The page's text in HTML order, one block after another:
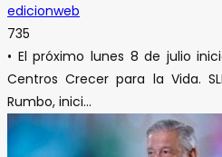
edicionweb
735
• El próximo lunes 8 de julio
Centros Crecer para la Vida.
Rumbo, inici...